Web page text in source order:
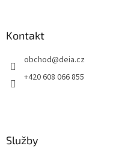
Kontakt
obchod@deia.cz
+420 608 066 855
Služby